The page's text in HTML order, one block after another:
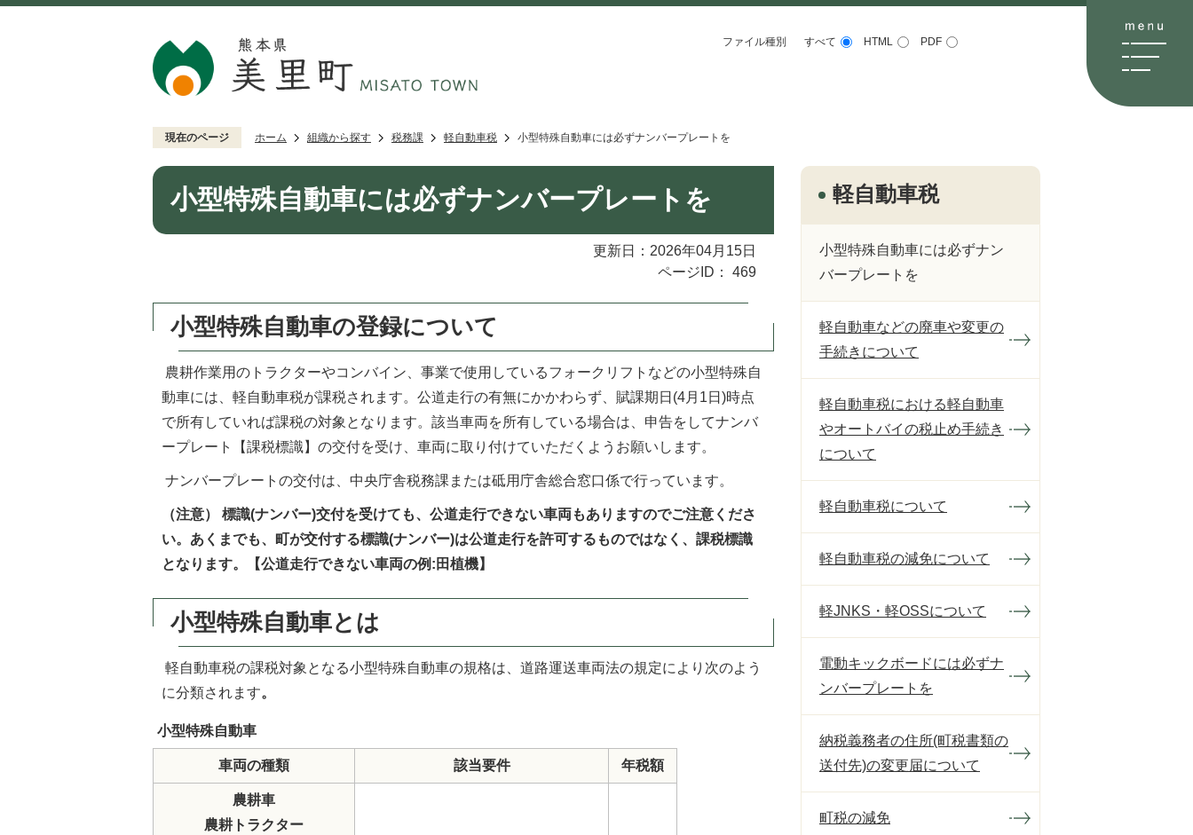
ファイル種別 すべて HTML PDF
現在のページ ホーム 組織から探す 税務課 軽自動車税 小型特殊自動車には必ずナンバープレートを
小型特殊自動車には必ずナンバープレートを
更新日：2026年04月15日
ページID：
469
小型特殊自動車の登録について
農耕作業用のトラクターやコンバイン、事業で使用しているフォークリフトなどの小型特殊自
動車には、軽自動車税が課税されます。公道走行の有無にかかわらず、賦課期日(4月1日)時点
で所有していれば課税の対象となります。該当車両を所有している場合は、申告をしてナンバ
ープレート【課税標識】の交付を受け、車両に取り付けていただくようお願いします。
ナンバープレートの交付は、中央庁舎税務課または砥用庁舎総合窓口係で行っています。
（注意） 標識(ナンバー)交付を受けても、公道走行できない車両もありますのでご注意くださ
い。あくまでも、町が交付する標識(ナンバー)は公道走行を許可するものではなく、課税標識
となります。【公道走行できない車両の例:田植機】
小型特殊自動車とは
軽自動車税の課税対象となる小型特殊自動車の規格は、道路運送車両法の規定により次のよう
に分類されます。
小型特殊自動車
車両の種類 該当要件 年税額
農耕車
農耕トラクター
軽自動車税
小型特殊自動車には必ずナン
バープレートを
軽自動車などの廃車や変更の
手続きについて
軽自動車税における軽自動車
やオートバイの税止め手続き
について
軽自動車税について
軽自動車税の減免について
軽JNKS・軽OSSについて
電動キックボードには必ずナ
ンバープレートを
納税義務者の住所(町税書類の
送付先)の変更届について
町税の減免